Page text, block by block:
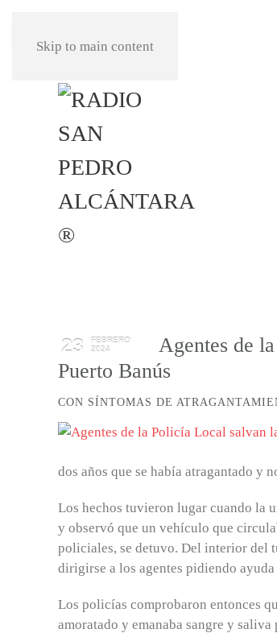
Skip to main content
23
FEBRERO
2024
Agentes de
Puerto Banús
CON SÍNTOMAS DE
dos años que se había atragantado y
Los hechos tuvieron lugar cuando la
y observó que un vehículo que
policiales, se detuvo. Del interior del
dirigirse a los agentes pidiendo
Los policías comprobaron entonces
amoratado y emanaba sangre y